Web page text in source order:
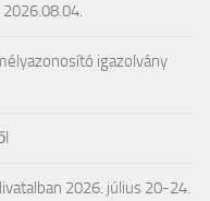
igazolvány
2026. július 20-24.